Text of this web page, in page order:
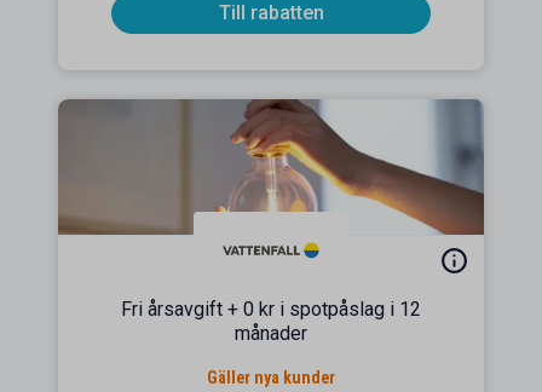
Till rabatten
Fri årsavgift + 0 kr i spotpåslag i 12
månader
Gäller nya kunder